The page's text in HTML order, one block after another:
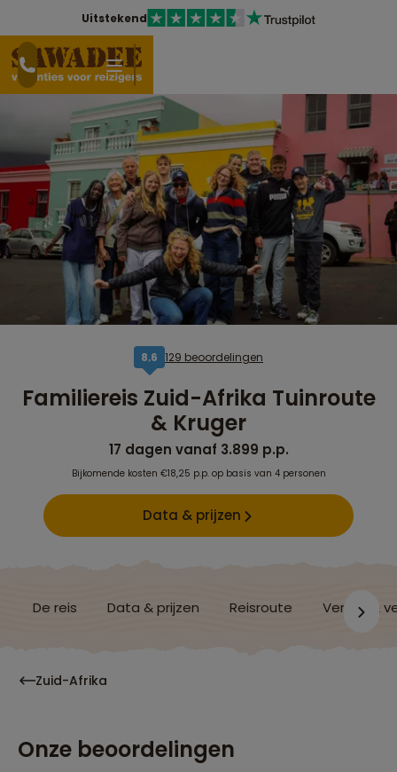
Uitstekend
8,6 129 beoordelingen
Familiereis Zuid-Afrika Tuinroute
& Kruger
17 dagen vanaf 3.899 p.p.
Bijkomende kosten €18,25 p.p. op basis van 4 personen
Data & prijzen
De reis Data & prijzen Reisroute Verblijf &
Zuid-Afrika
Onze beoordelingen